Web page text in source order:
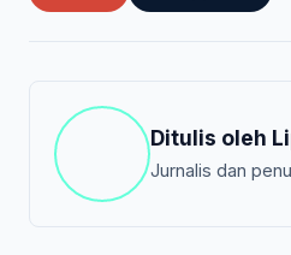
Ditulis oleh
Jurnalis dan